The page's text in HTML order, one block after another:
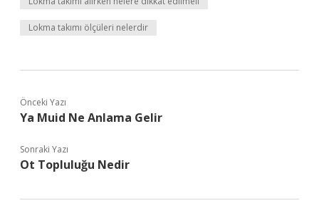
Lokma takımı ölçüleri nelerdir
Önceki Yazı
Ya Muid Ne Anlama Gelir
Sonraki Yazı
Ot Topluluğu Nedir